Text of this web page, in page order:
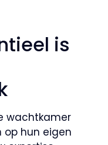
is
wachtkamer
hun eigen